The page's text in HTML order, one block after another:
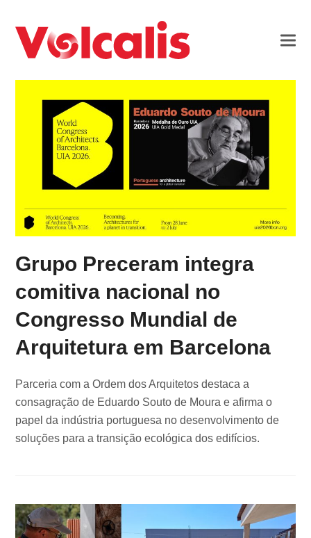
Grupo Preceram integra
comitiva nacional no
Congresso Mundial de
Arquitetura em Barcelona
Parceria com a Ordem dos Arquitetos destaca a
consagração de Eduardo Souto de Moura e afirma o
papel da indústria portuguesa no desenvolvimento de
soluções para a transição ecológica dos edifícios.